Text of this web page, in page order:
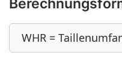
WHR =